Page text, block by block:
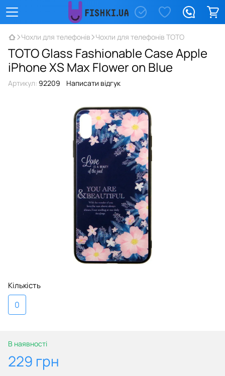
Чохли для телефонів Чохли для телефонів TOTO
TOTO Glass Fashionable Case Apple
iPhone XS Max Flower on Blue
Артикул: 92209 Написати відгук
Кількість
0
В наявності
229 грн